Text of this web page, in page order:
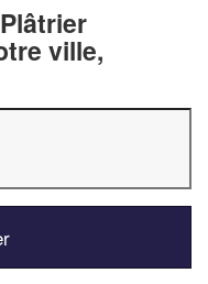
ville,